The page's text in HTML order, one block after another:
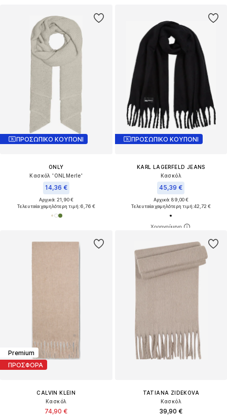
ΠΡΟΣΩΠΙΚΟ ΚΟΥΠΟΝΙ
ONLY
Κασκόλ 'ONLMerle'
14,36 €
Αρχικά: 21,90 €
Τελευταία χαμηλότερη τιμή:6,76 €
ΠΡΟΣΩΠΙΚΟ ΚΟΥΠΟΝΙ
KARL LAGERFELD JEANS
Κασκόλ
45,39 €
Αρχικά: 89,00 €
Τελευταία χαμηλότερη τιμή:42,72 €
Premium
ΠΡΟΣΦΟΡΑ
CALVIN KLEIN
Κασκόλ
74,90 €
TATIANA ZIDEKOVA
Κασκόλ
39,90 €